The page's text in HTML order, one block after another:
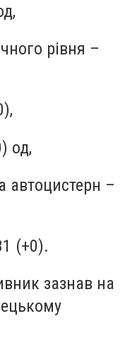
рівня –
од,
автоцистерн –
(+0).
зазнав на